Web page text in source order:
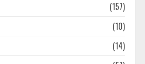
(157)
(10)
(14)